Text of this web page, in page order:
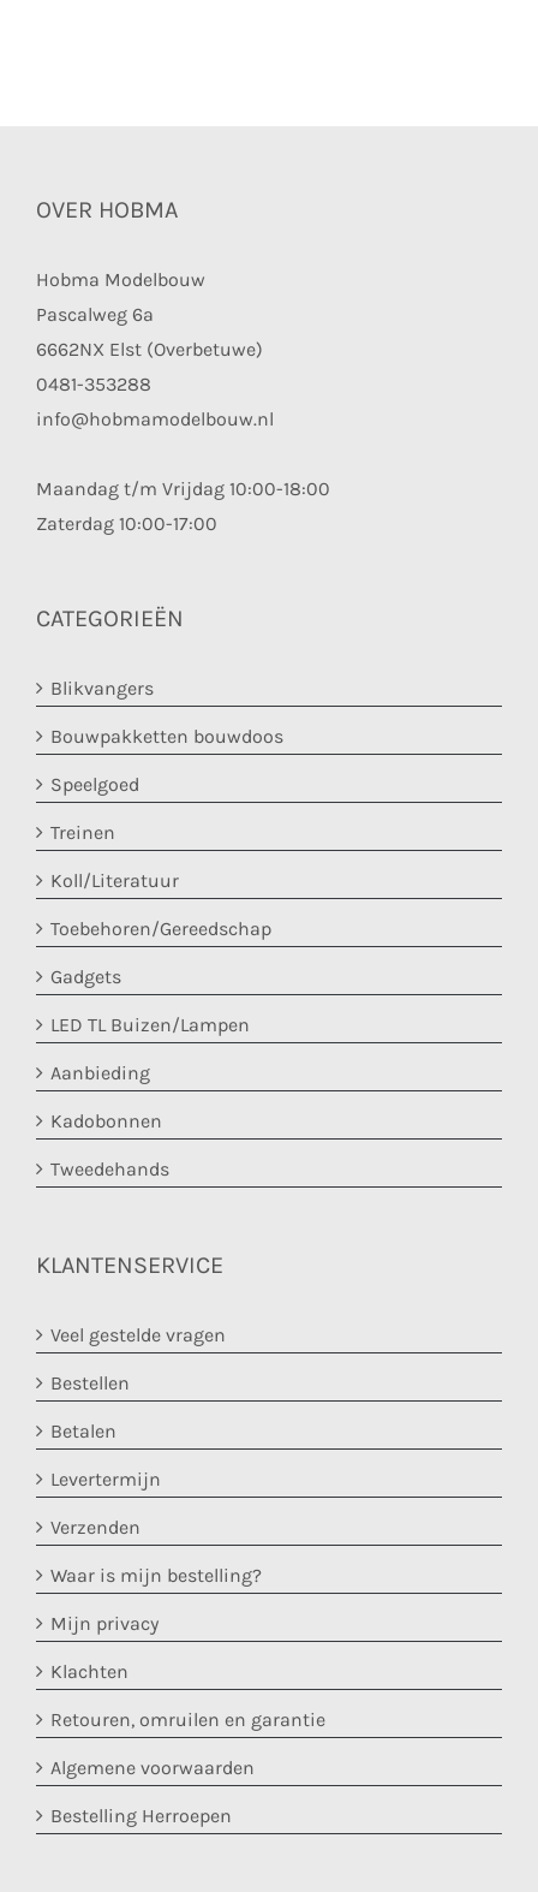
OVER HOBMA
Hobma Modelbouw
Pascalweg 6a
6662NX Elst (Overbetuwe)
0481-353288
info@hobmamodelbouw.nl
Maandag t/m Vrijdag 10:00-18:00
Zaterdag 10:00-17:00
CATEGORIEËN
Blikvangers
Bouwpakketten bouwdoos
Speelgoed
Treinen
Koll/Literatuur
Toebehoren/Gereedschap
Gadgets
LED TL Buizen/Lampen
Aanbieding
Kadobonnen
Tweedehands
KLANTENSERVICE
Veel gestelde vragen
Bestellen
Betalen
Levertermijn
Verzenden
Waar is mijn bestelling?
Mijn privacy
Klachten
Retouren, omruilen en garantie
Algemene voorwaarden
Bestelling Herroepen